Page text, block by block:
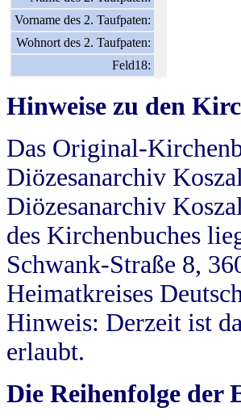
Vorname des 2. Taufpaten:
Wohnort des 2. Taufpaten:
Feld18:
Hinweise zu den
Das Original-
Diözesanarchiv
Diözesanarchiv
des Kirchenbuches
Schwank-Straße 8,
Heimatkreises
Hinweis: Derzeit ist
erlaubt.
Die Reihenfolge der